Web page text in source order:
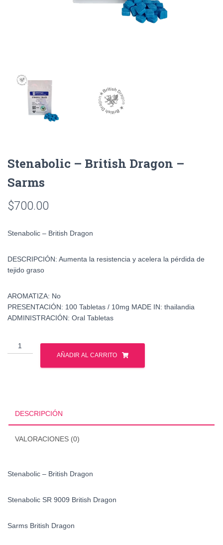
Stenabolic – British Dragon –
Sarms
$700.00
Stenabolic – British Dragon
DESCRIPCIÓN: Aumenta la resistencia y acelera la pérdida de
tejido graso
AROMATIZA: No
PRESENTACIÓN: 100 Tabletas / 10mg MADE IN: thailandia
ADMINISTRACIÓN: Oral Tabletas
Stenabolic
-
AÑADIR AL CARRITO
DESCRIPCIÓN
VALORACIONES (0)
Stenabolic – British Dragon
Stenabolic SR 9009 British Dragon
Sarms British Dragon